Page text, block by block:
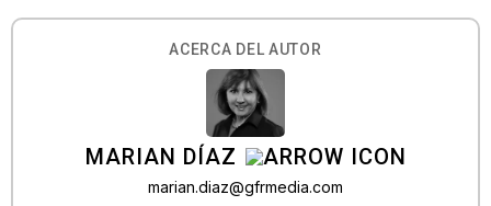
ACERCA DEL AUTOR
MARIAN DÍAZ
marian.diaz@gfrmedia.com